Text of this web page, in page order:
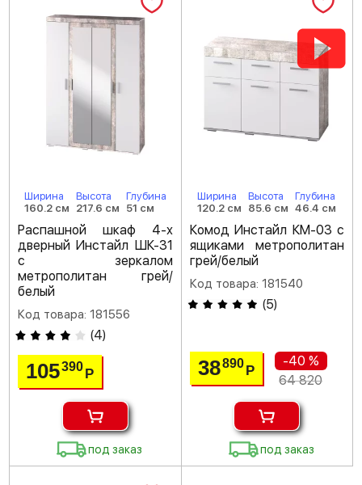
Ширина
160.2 см
Высота
217.6 см
Глубина
51 см
Распашной шкаф 4-х
дверный Инстайл ШК-31
с зеркалом
метрополитан грей/
белый
Код товара: 181556
(4)
105390Р
под заказ
Ширина
120.2 см
Высота
85.6 см
Глубина
46.4 см
Комод Инстайл КМ-03 с
ящиками метрополитан
грей/белый
Код товара: 181540
(5)
38890 Р
-40 %
64 820
под заказ